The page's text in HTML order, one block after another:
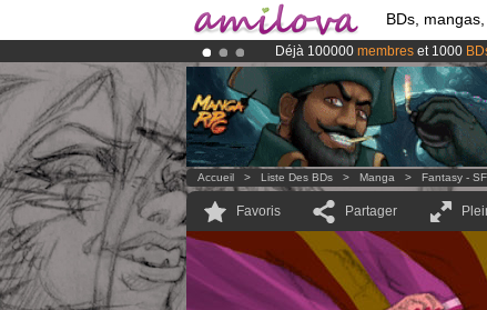
BDs,
Déjà 100000 membres et 1000
Abonnement premium: à partir de
LeKickstarter Amilova est
Accueil > Liste Des BDs > Manga > Fantasy - SF
Favoris Partager